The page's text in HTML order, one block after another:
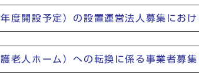
度開設予定）の設置運営法人募集にお
老人ホーム）への転換に係る事業者募